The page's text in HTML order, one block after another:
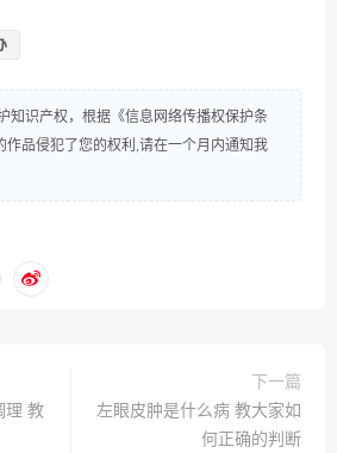
知识产权，根据《信息网络传播权保护条
作品侵犯了您的权利,请在一个月内通知我
理 教
下一篇
左眼皮肿是什么病 教大家如
何正确的判断